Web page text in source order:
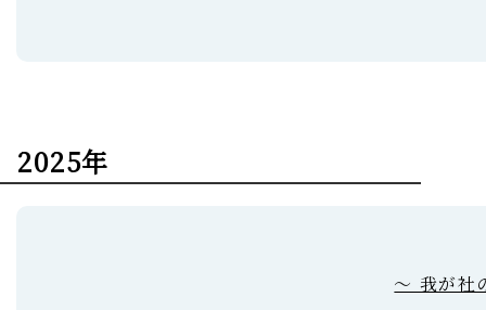
2025年
～ 我が社